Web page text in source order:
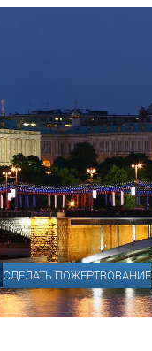
СДЕЛАТЬ ПОЖЕРТВОВАНИЕ